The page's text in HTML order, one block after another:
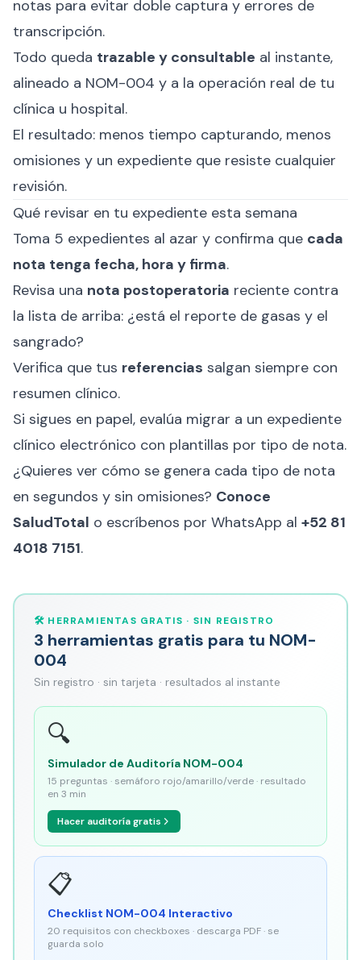
notas para evitar doble captura y errores de
transcripción.
Todo queda trazable y consultable al instante,
alineado a NOM-004 y a la operación real de tu
clínica u hospital.
El resultado: menos tiempo capturando, menos
omisiones y un expediente que resiste cualquier
revisión.
Qué revisar en tu expediente esta semana
Toma 5 expedientes al azar y confirma que cada
nota tenga fecha, hora y firma.
Revisa una nota postoperatoria reciente contra
la lista de arriba: ¿está el reporte de gasas y el
sangrado?
Verifica que tus referencias salgan siempre con
resumen clínico.
Si sigues en papel, evalúa migrar a un expediente
clínico electrónico con plantillas por tipo de nota.
¿Quieres ver cómo se genera cada tipo de nota
en segundos y sin omisiones? Conoce
SaludTotal o escríbenos por WhatsApp al +52 81
4018 7151.
🛠️ HERRAMIENTAS GRATIS · SIN REGISTRO
3 herramientas gratis para tu NOM-
004
Sin registro · sin tarjeta · resultados al instante
🔍
Simulador de Auditoría NOM-004
15 preguntas · semáforo rojo/amarillo/verde · resultado
en 3 min
Hacer auditoría gratis
📋
Checklist NOM-004 Interactivo
20 requisitos con checkboxes · descarga PDF · se
guarda solo